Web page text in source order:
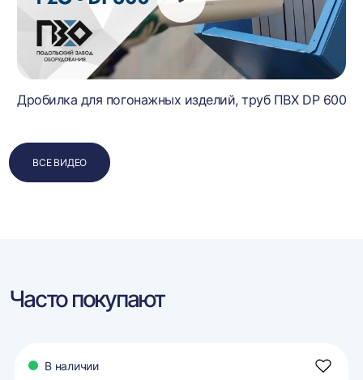
Дробилка для погонажных изделий, труб ПВХ DP 600
ВСЕ ВИДЕО
Часто покупают
В наличии